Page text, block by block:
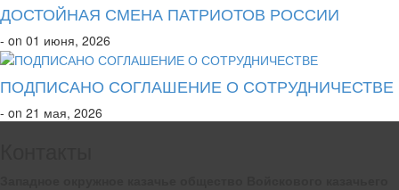
ДОСТОЙНАЯ СМЕНА ПАТРИОТОВ РОССИИ
- on 01 июня, 2026
ПОДПИСАНО СОГЛАШЕНИЕ О СОТРУДНИЧЕСТВЕ
- on 21 мая, 2026